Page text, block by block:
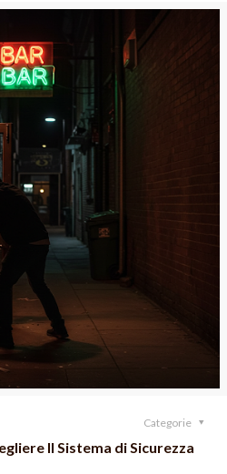
Categorie
Il Sistema di Sicurezza